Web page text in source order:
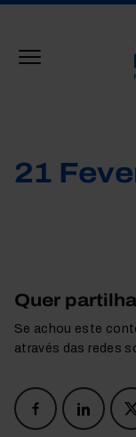
21
Quer
Se achou este
através das redes